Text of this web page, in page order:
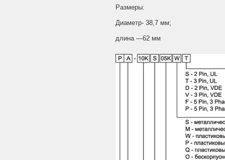
Размеры:
Диаметр- 38,7 мм;
длина —62 мм